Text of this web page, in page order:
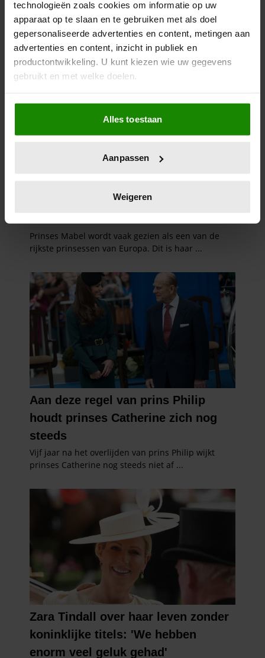
technologieën zoals cookies om informatie op uw
apparaat op te slaan en te gebruiken met als doel
gepersonaliseerde advertenties en content, metingen aan
advertenties en content, inzicht in publiek en
productontwikkeling. U kunt kiezen wie uw gegevens
gebruikt en met welke doelen.
Als u het toestaat, willen we ook graag:
Informatie verzamelen over uw geografische
locatie, die tot een paar meter nauwkeurig kan zijn
scannen op specifieke eigenschappen (fingerprinting)
verwerkt en stel uw voorkeuren in het
intrekken in de Cookieverklaring.
We gebruiken cookies om content en advertenties te
en om ons websiteverkeer te analyseren. Ook delen we
informatie over uw gebruik van onze site met onze
partners voor social media, adverteren en analyse. Deze
partners kunnen deze gegevens combineren met andere
informatie die u aan ze heeft verstrekt of die ze hebben
verzameld op basis van uw gebruik van hun services. U
gaat akkoord met onze cookies als u onze website blijft
gebruiken.
Alles toestaan
Aanpassen
Weigeren